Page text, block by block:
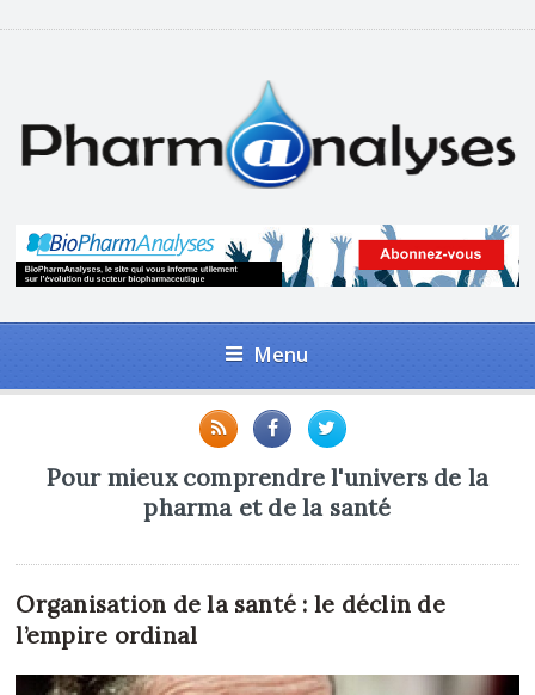
Menu
Pour mieux comprendre l'univers de la
pharma et de la santé
Organisation de la santé : le déclin de
l’empire ordinal